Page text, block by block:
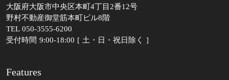
大阪府大阪市中央区本町4丁目2番12号
野村不動産御堂筋本町ビル8階
TEL 050-3555-6200
受付時間 9:00-18:00 [ 土・日・祝日除く ]
Features